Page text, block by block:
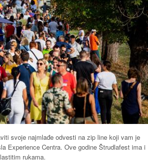
svoje najmlađe odvesti na zip line koji vam je
Experience Centra. Ove godine Štrudlafest ima i
rukama.